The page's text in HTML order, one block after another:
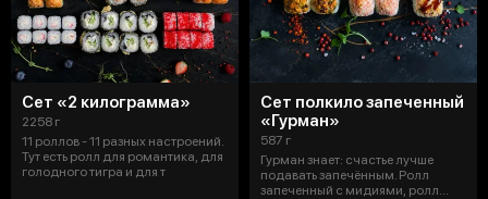
Сет «2 килограмма»
2258 г
11 роллов - 11 разных настроений.
Тут есть ролл для романтика, для
голодного тигра и для т
Сет полкило запеченный
«Гурман»
587 г
Гурман знает: счастье лучше
подавать запечённым. Ролл
запеченный с мидиями, ролл